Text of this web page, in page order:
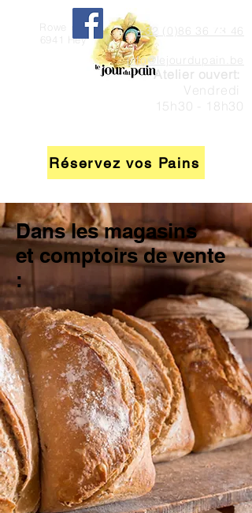
Rowe di veule, 7 à
6941 Heyd Durbuy
info@lejourdupain.be
+32 (0)86 36 73 46
Atelier ouvert:
Vendredi
15h30 - 18h30
Réservez vos Pains
Dans les magasins
et comptoirs de vente
: